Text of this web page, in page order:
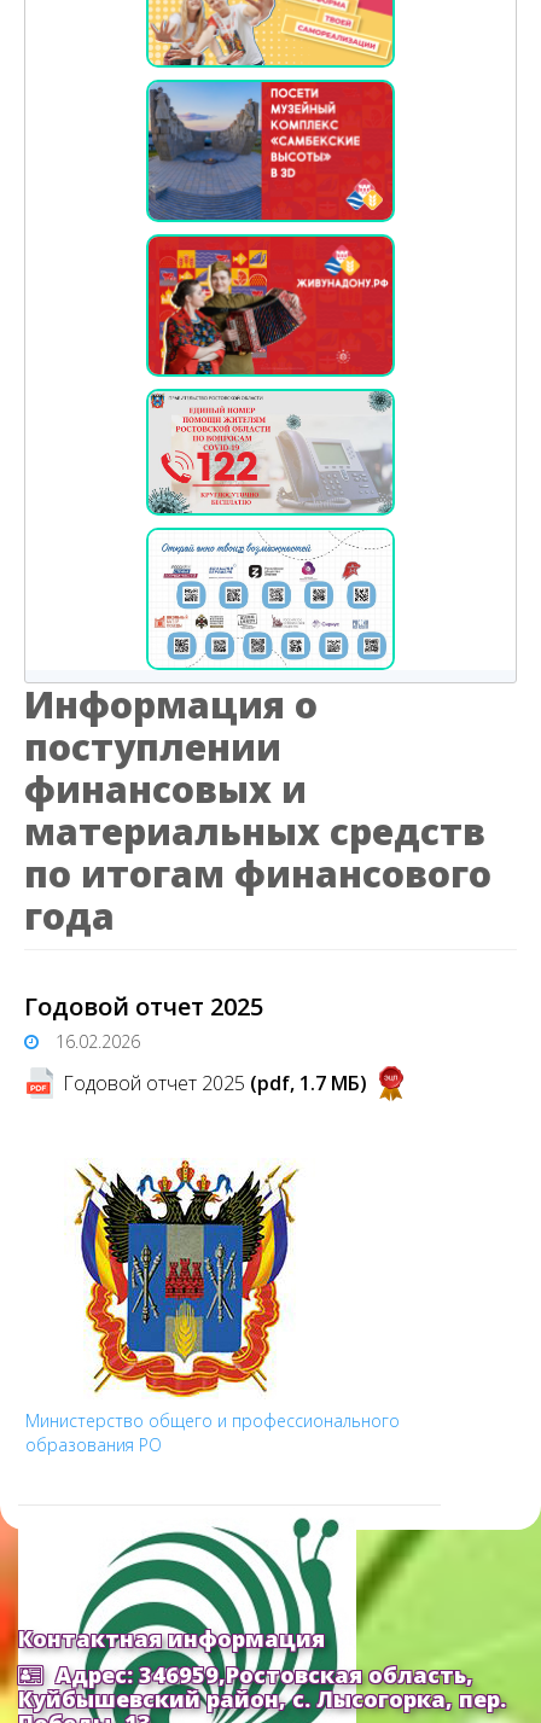
Информация о
поступлении
финансовых и
материальных средств
по итогам финансового
года
Годовой отчет 2025
16.02.2026
Годовой отчет 2025 (pdf, 1.7 MБ)
Министерство общего и профессионального
образования РО
Контактная информация
Адрес: 346959,Ростовская область,
Куйбышевский район, с. Лысогорка, пер.